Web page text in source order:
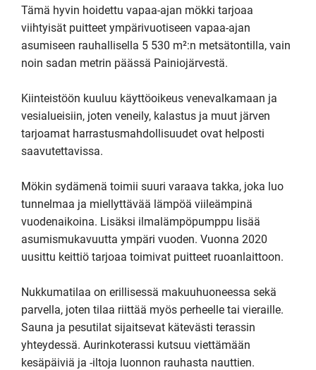
Tämä hyvin hoidettu vapaa-ajan mökki tarjoaa
viihtyisät puitteet ympärivuotiseen vapaa-ajan
asumiseen rauhallisella 5 530 m²:n metsätontilla, vain
noin sadan metrin päässä Painiojärvestä.
Kiinteistöön kuuluu käyttöoikeus venevalkamaan ja
vesialueisiin, joten veneily, kalastus ja muut järven
tarjoamat harrastusmahdollisuudet ovat helposti
saavutettavissa.
Mökin sydämenä toimii suuri varaava takka, joka luo
tunnelmaa ja miellyttävää lämpöä viileämpinä
vuodenaikoina. Lisäksi ilmalämpöpumppu lisää
asumismukavuutta ympäri vuoden. Vuonna 2020
uusittu keittiö tarjoaa toimivat puitteet ruoanlaittoon.
Nukkumatilaa on erillisessä makuuhuoneessa sekä
parvella, joten tilaa riittää myös perheelle tai vieraille.
Sauna ja pesutilat sijaitsevat kätevästi terassin
yhteydessä. Aurinkoterassi kutsuu viettämään
kesäpäiviä ja -iltoja luonnon rauhasta nauttien.